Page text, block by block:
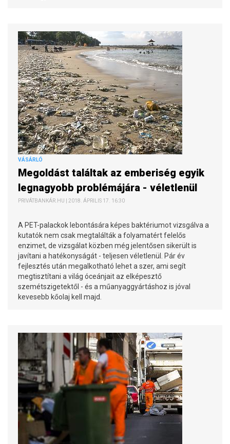
VÁSÁRLÓ
Megoldást találtak az emberiség egyik
legnagyobb problémájára - véletlenül
PRIVÁTBANKÁR.HU | 2018. ÁPRILIS 17. 16:30
A PET-palackok lebontására képes baktériumot vizsgálva a
kutatók nem csak megtalálták a folyamatért felelős
enzimet, de vizsgálat közben még jelentősen sikerült is
javítani a hatékonyságát - teljesen véletlenül. Pár év
fejlesztés után megalkotható lehet a szer, ami segít
megtisztítani a világ óceánjait az elképesztő
szemétszigetektől - és a műanyaggyártáshoz is jóval
kevesebb kőolaj kell majd.